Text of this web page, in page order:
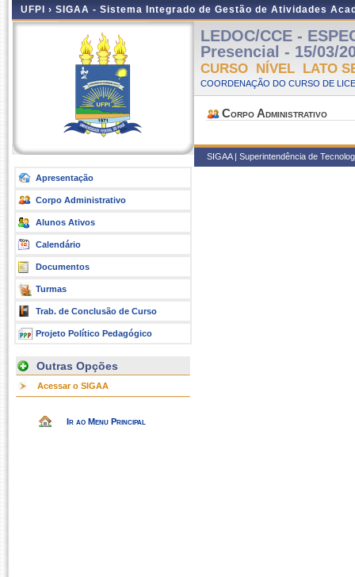
UFPI › SIGAA - Sistema Integrado de Gestão de Atividades
Apresentação
Corpo Administrativo
Alunos Ativos
Calendário
Documentos
Turmas
Trab. de Conclusão de Curso
Projeto Político Pedagógico
Outras Opções
Acessar o SIGAA
Ir ao Menu Principal
LEDOC/CCE -
Presencial - 15/03/
CURSO NÍVEL LATO
COORDENAÇÃO DO CURSO DE
Corpo Administrativo
SIGAA | Superintendência de